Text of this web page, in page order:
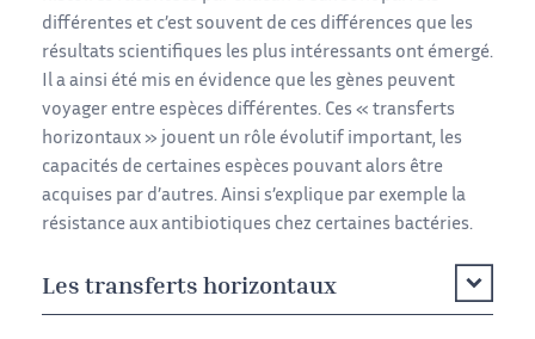
différentes et c’est souvent de ces différences que les
résultats scientifiques les plus intéressants ont émergé.
Il a ainsi été mis en évidence que les gènes peuvent
voyager entre espèces différentes. Ces « transferts
horizontaux » jouent un rôle évolutif important, les
capacités de certaines espèces pouvant alors être
acquises par d’autres. Ainsi s’explique par exemple la
résistance aux antibiotiques chez certaines bactéries.
Les transferts horizontaux